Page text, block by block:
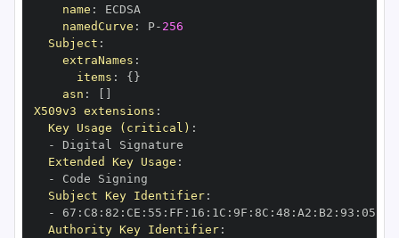
name :
namedCurve : P- 256
Subject :
extraNames :
items : { }
asn :
X509v3 extensions :
Key Usage (critical) :
-
Extended Key Usage :
-
Subject Key Identifier:
-
67 : C8 : 82 : CE : 55 : FF : 16 : 1C : 9F : 8C : 48 : A2 : B2 : 93 : 05
Authority Key Identifier: